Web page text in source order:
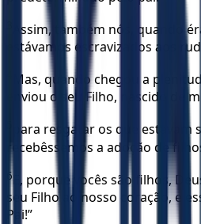
Assim, também nós, quando
estávamos escravizados aos
Mas, quando chegou a
enviou o seu Filho, nascido de
para resgatar os que estavam
recebêssemos a adoção de filhos.
6 E, porque vocês são filhos,
seu Filho ao nosso coração, e
Pai!”